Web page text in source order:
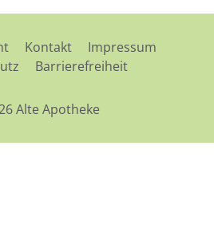
Kontakt
Impressum
Barrierefreiheit
Alte Apotheke